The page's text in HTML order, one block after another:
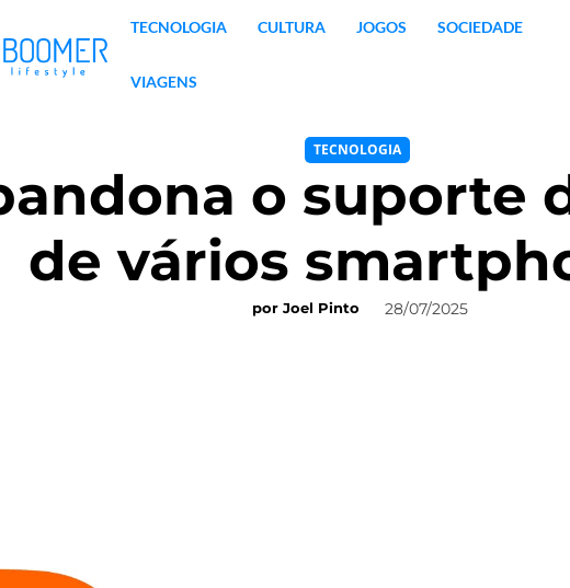
TECNOLOGIA CULTURA JOGOS SOCIEDADE
VIAGENS
TECNOLOGIA
o suporte
de vários
por Joel Pinto 28/07/2025